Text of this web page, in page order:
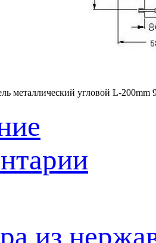
металлический угловой L-200mm
из